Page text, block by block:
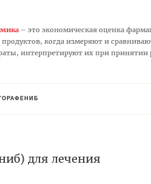
– это экономическая оценка
когда измеряют и
интерпретируют их при
для лечения